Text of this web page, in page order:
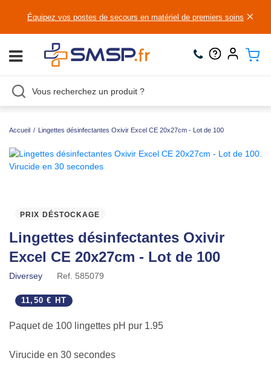
Équipez vos postes de secours en matériel de premiers soins ×
Accueil / Lingettes désinfectantes Oxivir Excel CE 20x27cm - Lot de 100
PRIX DÉSTOCKAGE
Lingettes désinfectantes Oxivir
Excel CE 20x27cm - Lot de 100
Diversey Ref. 585079
11,50 € HT
Paquet de 100 lingettes pH pur 1.95
Virucide en 30 secondes